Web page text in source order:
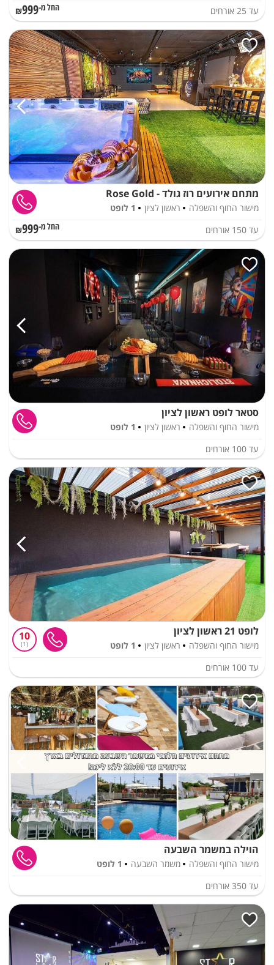
עד 25 אורחים החל מ-₪999
מתחם אירועים רוז גולד - Rose Gold
מישור החוף והשפלה ראשון לציון
1 לופט
עד 150 אורחים החל מ-₪999
סטאר לופט ראשון לציון
מישור החוף והשפלה ראשון לציון
1 לופט
עד 100 אורחים
לופט 21 ראשון לציון
מישור החוף והשפלה ראשון לציון 1 לופט
10
1
עד 100 אורחים
הוילה במשמר השבעה
מישור החוף והשפלה משמר השבעה
1 לופט
עד 350 אורחים